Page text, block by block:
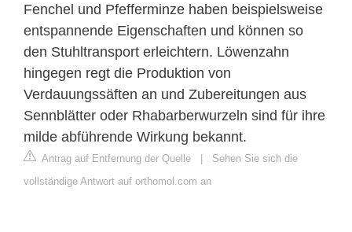
Fenchel und Pfefferminze haben beispielsweise
entspannende Eigenschaften und können so
den Stuhltransport erleichtern. Löwenzahn
hingegen regt die Produktion von
Verdauungssäften an und Zubereitungen aus
Sennblätter oder Rhabarberwurzeln sind für ihre
milde abführende Wirkung bekannt.
Antrag auf Entfernung der Quelle | Sehen Sie sich die
vollständige Antwort auf orthomol.com an